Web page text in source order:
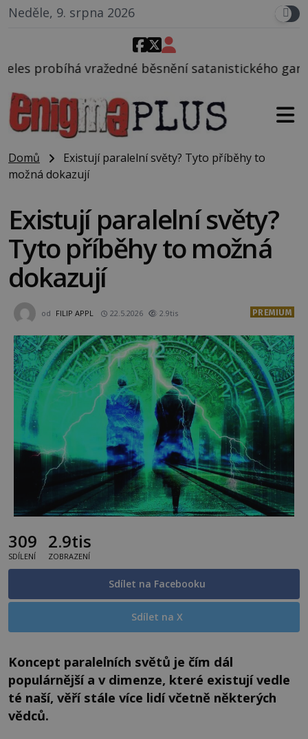
Neděle, 9. srpna 2026
satanistického gangu vedeného
Domů
Existují paralelní světy? Tyto příběhy to
možná dokazují
Existují paralelní světy?
Tyto příběhy to možná
dokazují
od FILIP APPL 22.5.2026 2.9tis PREMIUM
309
SDÍLENÍ
2.9tis
ZOBRAZENÍ
Sdílet na Facebooku
Sdílet na X
Koncept paralelních světů je čím dál
populárnější a v dimenze, které existují vedle
té naší, věří stále více lidí včetně některých
vědců.